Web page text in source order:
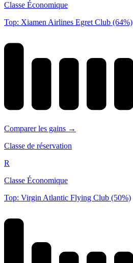
Classe Économique
Top: Xiamen Airlines Egret Club (64%)
Comparer les gains →
Classe de réservation
R
Classe Économique
Top: Virgin Atlantic Flying Club (50%)